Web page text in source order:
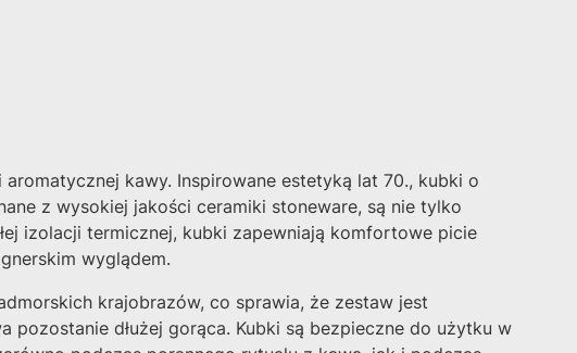
kawy. Inspirowane estetyką lat 70., kubki o
z wysokiej jakości ceramiki stoneware, są nie tylko
izolacji termicznej, kubki zapewniają komfortowe picie
wyglądem.
krajobrazów, co sprawia, że zestaw jest
pozostanie dłużej gorąca. Kubki są bezpieczne do użytku w